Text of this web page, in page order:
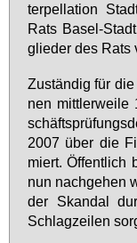
ter­pel­la­ti­on
Rats Ba­sel-
glie­der des Rats
Zu­stän­dig für
nen mitt­ler­wei­le
2007 über die
miert. Öf­fent­lich
nun nach­ge­hen
der Skan­dal
Schlag­zei­len